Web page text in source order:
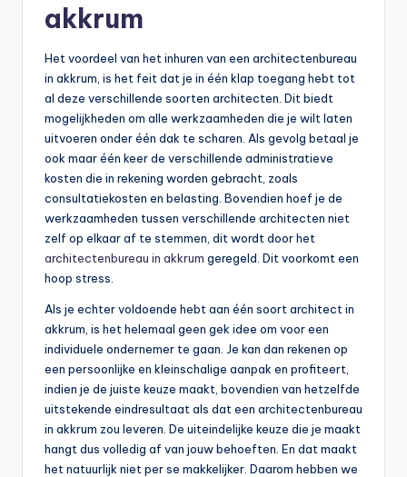
akkrum
Het voordeel van het inhuren van een architectenbureau
in akkrum, is het feit dat je in één klap toegang hebt tot
al deze verschillende soorten architecten. Dit biedt
mogelijkheden om alle werkzaamheden die je wilt laten
uitvoeren onder één dak te scharen. Als gevolg betaal je
ook maar één keer de verschillende administratieve
kosten die in rekening worden gebracht, zoals
consultatiekosten en belasting. Bovendien hoef je de
werkzaamheden tussen verschillende architecten niet
zelf op elkaar af te stemmen, dit wordt door het
architectenbureau in akkrum geregeld. Dit voorkomt een
hoop stress.
Als je echter voldoende hebt aan één soort architect in
akkrum, is het helemaal geen gek idee om voor een
individuele ondernemer te gaan. Je kan dan rekenen op
een persoonlijke en kleinschalige aanpak en profiteert,
indien je de juiste keuze maakt, bovendien van hetzelfde
uitstekende eindresultaat als dat een architectenbureau
in akkrum zou leveren. De uiteindelijke keuze die je maakt
hangt dus volledig af van jouw behoeften. En dat maakt
het natuurlijk niet per se makkelijker. Daarom hebben we